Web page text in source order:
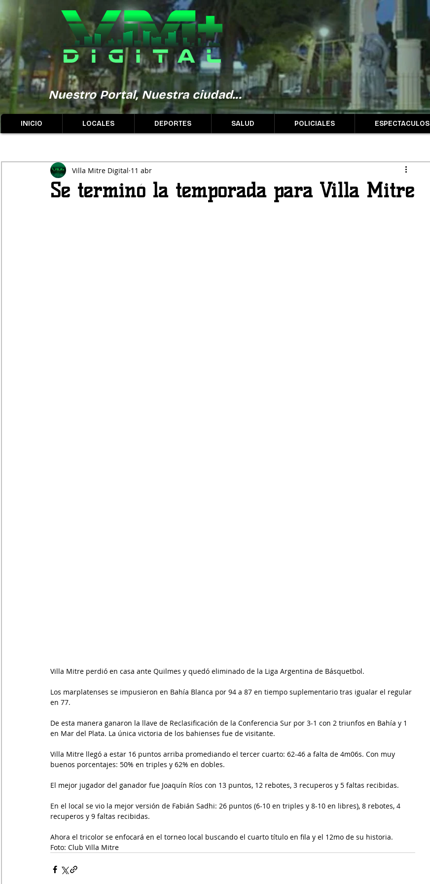
Nuestro Portal, Nuestra ciudad...
INICIO LOCALES DEPORTES SALUD POLICIALES ESPECTACULOS
Se terminó la temporada para Villa Mitre
Villa Mitre Digital 11 abr
Villa Mitre perdió en casa ante Quilmes y quedó eliminado de la Liga Argentina de Básquetbol.
Los marplatenses se impusieron en Bahía Blanca por 94 a 87 en tiempo suplementario tras igualar el regular
en 77.
De esta manera ganaron la llave de Reclasificación de la Conferencia Sur por 3-1 con 2 triunfos en Bahía y 1
en Mar del Plata. La única victoria de los bahienses fue de visitante.
Villa Mitre llegó a estar 16 puntos arriba promediando el tercer cuarto: 62-46 a falta de 4m06s. Con muy
buenos porcentajes: 50% en triples y 62% en dobles.
El mejor jugador del ganador fue Joaquín Ríos con 13 puntos, 12 rebotes, 3 recuperos y 5 faltas recibidas.
En el local se vio la mejor versión de Fabián Sadhi: 26 puntos (6-10 en triples y 8-10 en libres), 8 rebotes, 4
recuperos y 9 faltas recibidas.
Ahora el tricolor se enfocará en el torneo local buscando el cuarto título en fila y el 12mo de su historia.
Foto: Club Villa Mitre